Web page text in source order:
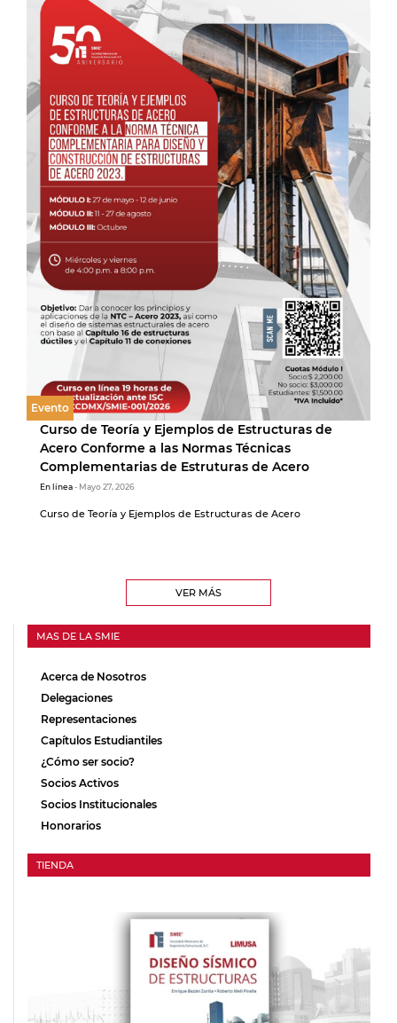
Evento
Curso de Teoría y Ejemplos de Estructuras de
Acero Conforme a las Normas Técnicas
Complementarias de Estruturas de Acero
En línea- Mayo 27, 2026
Curso de Teoría y Ejemplos de Estructuras de Acero
VER MÁS
MAS DE LA SMIE
Acerca de Nosotros
Delegaciones
Representaciones
Capítulos Estudiantiles
¿Cómo ser socio?
Socios Activos
Socios Institucionales
Honorarios
TIENDA